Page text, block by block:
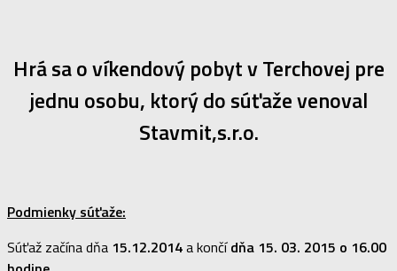
Hrá sa o víkendový pobyt v Terchovej pre
jednu osobu, ktorý do súťaže venoval
Stavmit,s.r.o.
Podmienky súťaže:
Súťaž začína dňa 15.12.2014a končídňa 15. 03. 2015 o 16.00